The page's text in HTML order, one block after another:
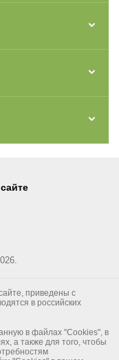
приведены с
в российских
в файлах "Cookies", в
а также для того, чтобы